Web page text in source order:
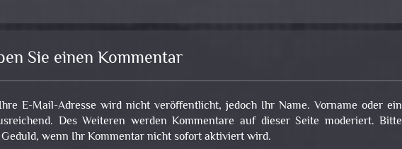
Sie einen Kommentar
Ihre E-Mail-Adresse wird nicht veröffentlicht, jedoch Ihr Name. Vorname oder ein
Des Weiteren werden Kommentare auf dieser Seite moderiert. Bitte
wenn Ihr Kommentar nicht sofort aktiviert wird.